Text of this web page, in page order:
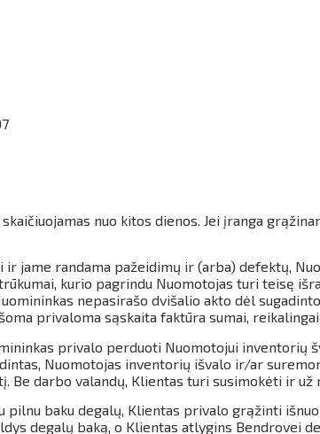
nuo kitos dienos. Jei įranga
ir jame randama pažeidimų ir (arba) defektų,
kurio pagrindu Nuomotojas turi teisę
nepasirašo dvišalio akto dėl
privaloma sąskaita faktūra sumai,
privalo perduoti Nuomotojui inventorių
Nuomotojas inventorių išvalo ir/ar
Be darbo valandų, Klientas turi susimokėti ir
pilnu baku degalų, Klientas privalo grąžinti
degalų baką, o Klientas atlygins Bendrovei